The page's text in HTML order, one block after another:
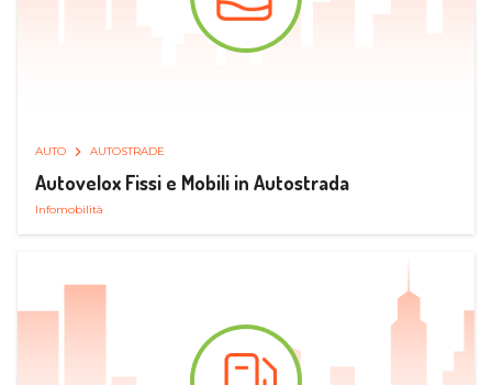
AUTO AUTOSTRADE
Autovelox Fissi e Mobili in Autostrada
Infomobilità